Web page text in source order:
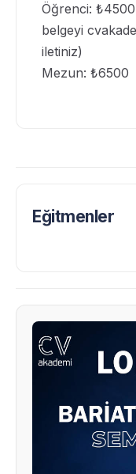
Öğrenci:
belgeyi
iletiniz)
Mezun: ₺6500
Eğitmenler